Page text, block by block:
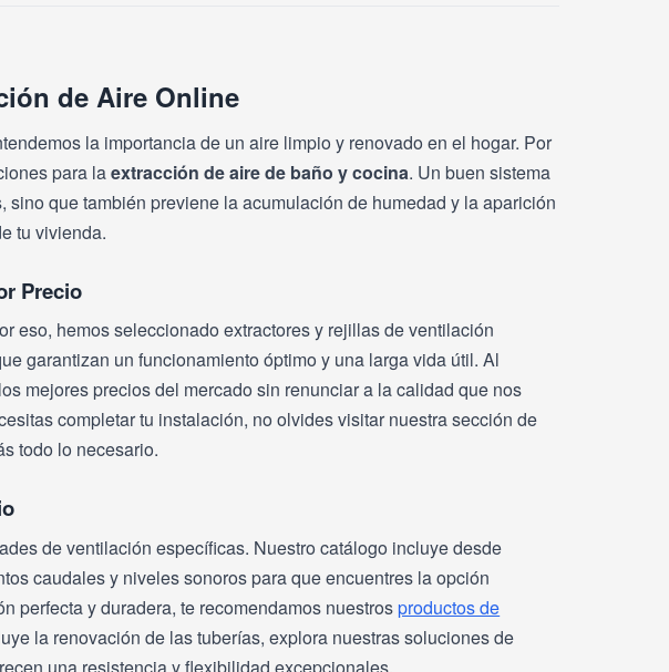
de Aire Online
la importancia de un aire limpio y renovado en el hogar. Por
para laextracción de aire de baño y cocina. Un buen sistema
que también previene la acumulación de humedad y la aparición
tu vivienda.
Precio
eso, hemos seleccionado extractores y rejillas de ventilación
garantizan un funcionamiento óptimo y una larga vida útil. Al
mejores precios del mercado sin renunciar a la calidad que nos
completar tu instalación, no olvides visitar nuestra sección de
todo lo necesario.
de ventilación específicas. Nuestro catálogo incluye desde
caudales y niveles sonoros para que encuentres la opción
perfecta y duradera, te recomendamos nuestrosproductos de
la renovación de las tuberías, explora nuestras soluciones de
una resistencia y flexibilidad excepcionales.